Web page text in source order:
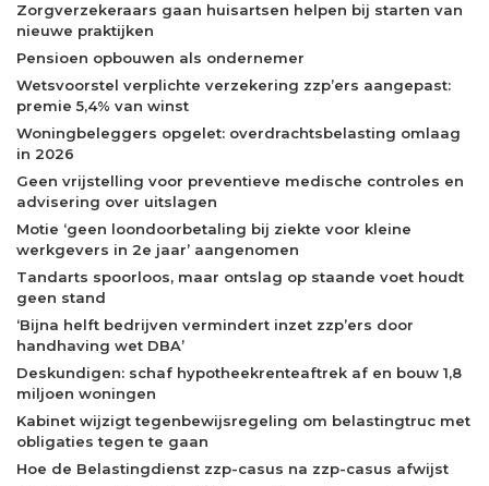
Zorgverzekeraars gaan huisartsen helpen bij starten van
nieuwe praktijken
Pensioen opbouwen als ondernemer
Wetsvoorstel verplichte verzekering zzp’ers aangepast:
premie 5,4% van winst
Woningbeleggers opgelet: overdrachtsbelasting omlaag
in 2026
Geen vrijstelling voor preventieve medische controles en
advisering over uitslagen
Motie ‘geen loondoorbetaling bij ziekte voor kleine
werkgevers in 2e jaar’ aangenomen
Tandarts spoorloos, maar ontslag op staande voet houdt
geen stand
‘Bijna helft bedrijven vermindert inzet zzp’ers door
handhaving wet DBA’
Deskundigen: schaf hypotheekrenteaftrek af en bouw 1,8
miljoen woningen
Kabinet wijzigt tegenbewijsregeling om belastingtruc met
obligaties tegen te gaan
Hoe de Belastingdienst zzp-casus na zzp-casus afwijst